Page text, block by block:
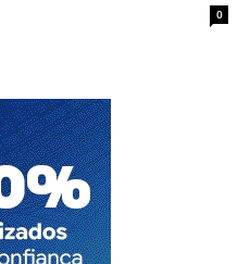
0